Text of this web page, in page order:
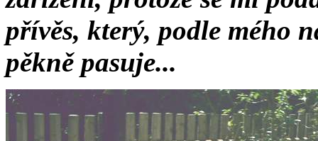
přívěs, který, podle mého
pěkně pasuje...